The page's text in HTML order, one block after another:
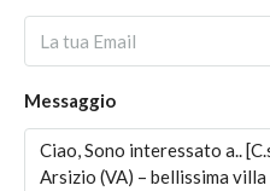
Messaggio